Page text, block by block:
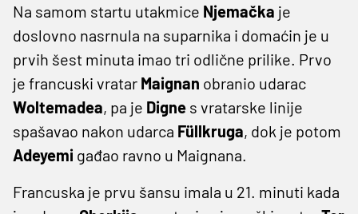
Na samom startu utakmice Njemačka je
doslovno nasrnula na suparnika i domaćin je u
prvih šest minuta imao tri odlične prilike. Prvo
je francuski vratar Maignan obranio udarac
Woltemadea, pa je Digne s vratarske linije
spašavao nakon udarca Füllkruga, dok je potom
Adeyemi gađao ravno u Maignana.
Francuska je prvu šansu imala u 21. minuti kada